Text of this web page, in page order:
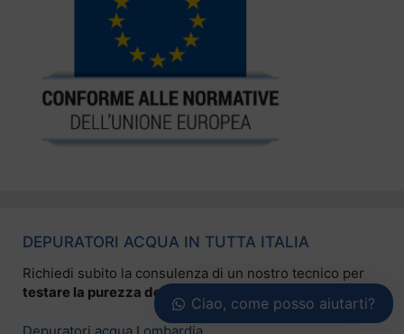
DEPURATORI ACQUA IN TUTTA ITALIA
Richiedi subito la consulenza di un nostro tecnico per
testare la purezza della tua acqua
Ciao, come posso aiutarti?